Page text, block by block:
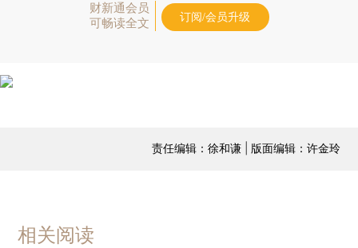
财新通会员
可畅读全文
订阅/会员升级
责任编辑：徐和谦 | 版面编辑：许金玲
相关阅读